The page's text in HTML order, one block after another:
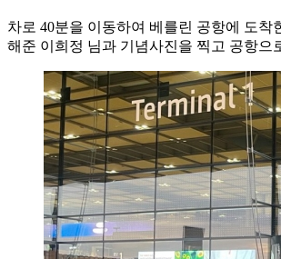
차로 40분을 이동하여 베를린 공항에 도착
해준 이희정 님과 기념사진을 찍고 공항으